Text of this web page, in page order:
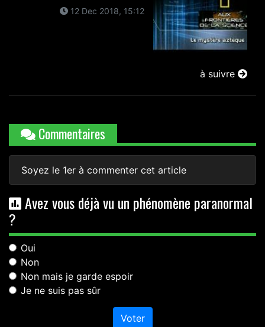
12 Dec 2018, 15:12
à suivre
Commentaires
Soyez le 1er à commenter cet article
Avez vous déjà vu un phénomène paranormal
?
Oui
Non
Non mais je garde espoir
Je ne suis pas sûr
Voter